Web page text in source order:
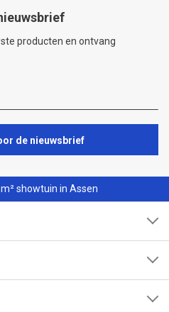
producten en ontvang
de nieuwsbrief
showtuin in Assen